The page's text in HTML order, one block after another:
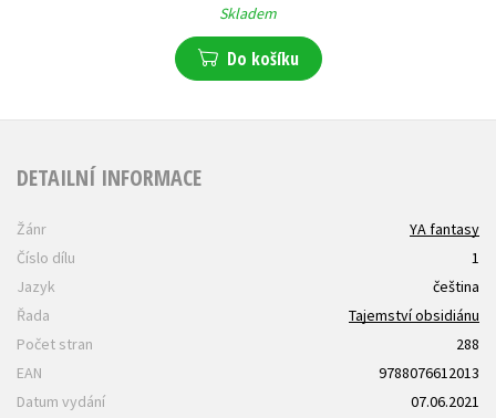
Skladem
Do košíku
DETAILNÍ INFORMACE
Žánr
YA fantasy
Číslo dílu
1
Jazyk
čeština
Řada
Tajemství obsidiánu
Počet stran
288
EAN
9788076612013
Datum vydání
07.06.2021